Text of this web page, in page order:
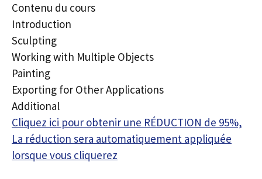
Contenu du cours
Introduction
Sculpting
Working with Multiple Objects
Painting
Exporting for Other Applications
Additional
Cliquez ici pour obtenir une RÉDUCTION de 95%,
La réduction sera automatiquement appliquée
lorsque vous cliquerez